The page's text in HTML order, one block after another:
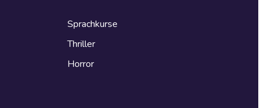
Sprachkurse
Thriller
Horror